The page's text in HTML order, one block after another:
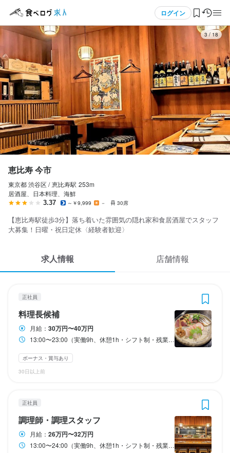
ログイン
ログイン・無料会員登録
食べログ求人TOP
求人検索
マイページ管理
気になる求人
検索履歴・保存した条件
応募履歴
WEB履歴書
掲載をご検討の店舗様へ
プライバシーポリシー
企業情報
3 / 18
恵比寿 今市
東京都 渋谷区 / 恵比寿駅 253m
居酒屋、日本料理、海鮮
3.37 ～￥9,999 － 30席
【恵比寿駅徒歩3分】落ち着いた雰囲気の隠れ家和食居酒屋でスタッフ
大募集！日曜・祝日定休〈経験者歓迎〉
求人情報 店舗情報
正社員
料理長候補
月給： 30万円〜40万円
13:00〜23:00（実働9h、休憩1h・シフト制・残業あり）
ボーナス・賞与あり
30日以上前
正社員
調理師・調理スタッフ
月給： 26万円〜32万円
13:00〜24:00（実働9h、休憩1h・シフト制・残業あり）
料理長候補
月給300,000円〜400,000円
ボーナス・賞与あり 昇給あり
13:00〜23:00（実働9h、休憩1h・シフト制・残業あり）
終電考慮あり 転勤なし 長期勤務歓迎
固定シフト制(決まった時間・曜日に働ける)
応募画面へ進む
調理師・調理スタッフ
月給260,000円〜320,000円
ボーナス・賞与あり 昇給あり
給与補足
勤務時間
13:00〜24:00（実働9h、休憩1h・シフト制・残業あり）
応募画面へ進む
ホールスタッフ・サービススタッフ
時給1,400円〜1,875円
昇給あり 交通費支給
研修期間
能力・経験を考慮の上、優遇します。
経験者1500円以上可能。
交通費支給。
応募画面へ進む
調理補助・調理見習い
時給1,500円〜1,875円
昇給あり 交通費支給
研修期間
能力・経験を考慮の上、優遇します。
経験者1500円以上可能。
交通費支給。
応募画面へ進む